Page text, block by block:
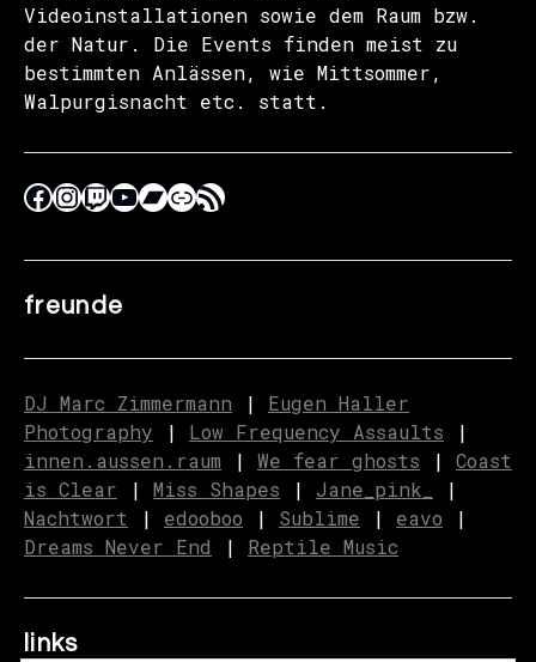
Videoinstallationen sowie dem Raum bzw.
der Natur. Die Events finden meist zu
bestimmten Anlässen, wie Mittsommer,
Walpurgisnacht etc. statt.
freunde
DJ Marc Zimmermann | Eugen Haller
Photography | Low Frequency Assaults |
innen.aussen.raum | We fear ghosts | Coast
is Clear | Miss Shapes | Jane_pink_
|
Nachtwort | edooboo | Sublime | eavo |
Dreams Never End | Reptile Music
links